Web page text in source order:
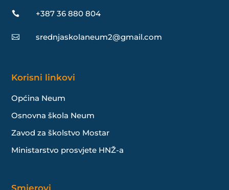
 +387 36 880 804
 srednjaskolaneum2@gmail.com
Korisni linkovi
Općina Neum
Osnovna škola Neum
Zavod za školstvo Mostar
Ministarstvo prosvjete HNŽ-a
Smjerovi